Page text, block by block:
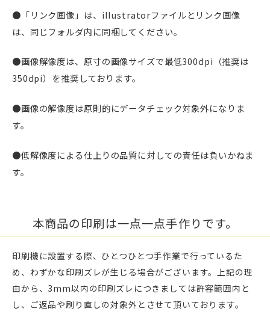
●「リンク画像」は、illustratorファイルとリンク画像
は、同じフォルダ内に同梱してください。
●画像解像度は、原寸の画像サイズで最低300dpi（推奨は
350dpi）を推奨しております。
●画像の解像度は原則的にデータチェック対象外になりま
す。
●低解像度による仕上りの品質に対しての責任は負いかねま
す。
本商品の印刷は一点一点手作りです。
印刷機に設置する際、ひとつひとつ手作業で行っているた
め、わずかな印刷ズレが生じる場合がございます。上記の理
由から、3mm以内の印刷ズレにつきましては許容範囲内と
し、ご返品や刷り直しの対象外とさせて頂いております。